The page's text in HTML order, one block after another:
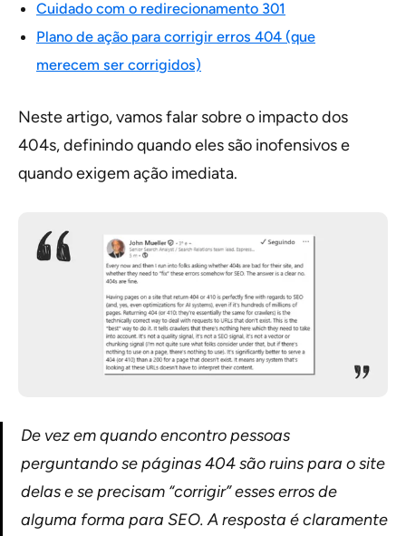
Cuidado com o redirecionamento 301
Plano de ação para corrigir erros 404 (que
merecem ser corrigidos)
Neste artigo, vamos falar sobre o impacto dos
404s, definindo quando eles são inofensivos e
quando exigem ação imediata.
De vez em quando encontro pessoas
perguntando se páginas 404 são ruins para o site
delas e se precisam “corrigir” esses erros de
alguma forma para SEO. A resposta é claramente